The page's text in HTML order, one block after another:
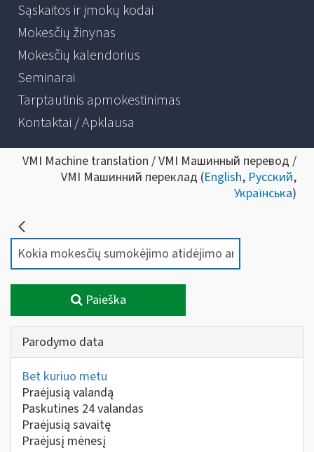
Sąskaitos ir įmokų kodai
Mokesčių žinynas
Mokesčių kalendorius
Seminarai
Tarptautinis apmokestinimas
Kontaktai / Apklausa
VMI Machine translation / VMI Машинный перевод /
VMI Машинний переклад (English, Русский,
Українська)
Paieška
Parodymo data
Bet kuriuo metu
Praėjusią valandą
Paskutines 24 valandas
Praėjusią savaitę
Praėjusį mėnesį